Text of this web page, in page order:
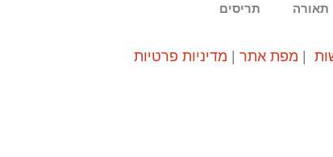
תאורה תריסים
| מפת אתר| מדיניות פרטיות